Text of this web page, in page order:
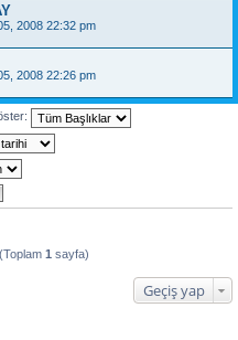
2008 22:32 pm
2008 22:26 pm
1 sayfa)
Geçiş yap